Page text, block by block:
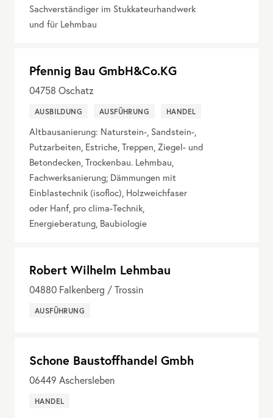
Sachverständiger im Stukkateurhandwerk
und für Lehmbau
Pfennig Bau GmbH&Co.KG
04758 Oschatz
AUSBILDUNG AUSFÜHRUNG HANDEL
Altbausanierung: Naturstein-, Sandstein-,
Putzarbeiten, Estriche, Treppen, Ziegel- und
Betondecken, Trockenbau. Lehmbau,
Fachwerksanierung; Dämmungen mit
Einblastechnik (isofloc), Holzweichfaser
oder Hanf, pro clima-Technik,
Energieberatung, Baubiologie
Robert Wilhelm Lehmbau
04880 Falkenberg / Trossin
AUSFÜHRUNG
Schone Baustoffhandel Gmbh
06449 Aschersleben
HANDEL